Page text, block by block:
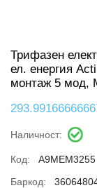
Трифазен
ел. енергия
монтаж 5 мод,
Наличност:
Код:
A9MEM3255
Баркод: